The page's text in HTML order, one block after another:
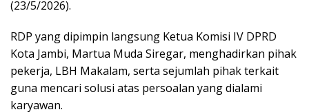
(23/5/2026).
RDP yang dipimpin langsung Ketua Komisi IV DPRD
Kota Jambi, Martua Muda Siregar, menghadirkan pihak
pekerja, LBH Makalam, serta sejumlah pihak terkait
guna mencari solusi atas persoalan yang dialami
karyawan.